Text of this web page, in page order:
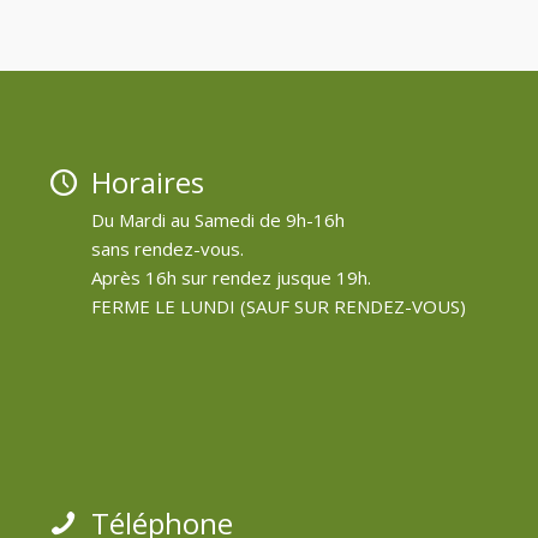
Horaires
Du Mardi au Samedi de 9h-16h
sans rendez-vous.
Après 16h sur rendez jusque 19h.
FERME LE LUNDI (SAUF SUR RENDEZ-VOUS)
Téléphone